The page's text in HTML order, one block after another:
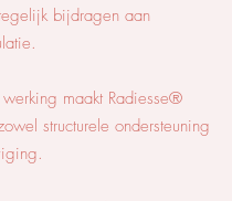
bijdragen aan
maakt Radiesse®
structurele ondersteuning